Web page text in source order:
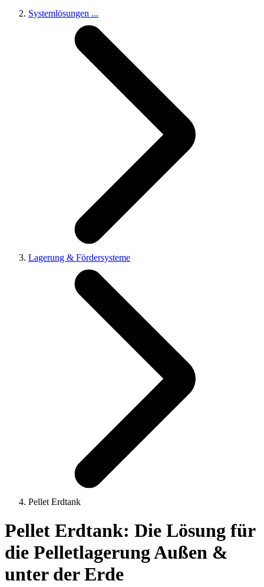
Systemlösungen ...
Lagerung & Fördersysteme
Pellet Erdtank
Pellet Erdtank: Die Lösung für
die Pelletlagerung Außen &
unter der Erde